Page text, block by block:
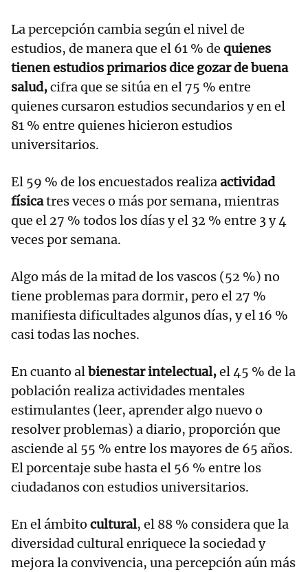
La percepción cambia según el nivel de
estudios, de manera que el 61 % de quienes
tienen estudios primarios dice gozar de buena
salud,cifra que se sitúa en el 75 % entre
quienes cursaron estudios secundarios y en el
81 % entre quienes hicieron estudios
universitarios.
El 59 % de los encuestados realizaactividad
físicatres veces o más por semana, mientras
que el 27 % todos los días y el 32 % entre 3 y 4
veces por semana.
Algo más de la mitad de los vascos (52 %) no
tiene problemas para dormir, pero el 27 %
manifiesta dificultades algunos días, y el 16 %
casi todas las noches.
En cuanto albienestar intelectual,el 45 % de la
población realiza actividades mentales
estimulantes (leer, aprender algo nuevo o
resolver problemas) a diario, proporción que
asciende al 55 % entre los mayores de 65 años.
El porcentaje sube hasta el 56 % entre los
ciudadanos con estudios universitarios.
En el ámbito cultural, el 88 % considera que la
diversidad cultural enriquece la sociedad y
mejora la convivencia, una percepción aún más